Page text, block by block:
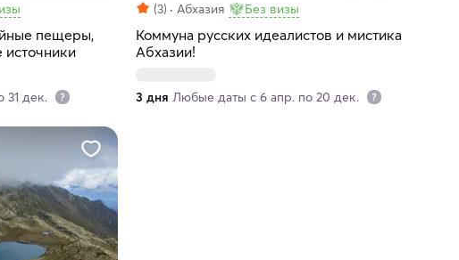
пещеры,
источники
31 дек.
(3) Абхазия Без визы
Коммуна русских идеалистов и мистика
Абхазии!
3 дня Любые даты с 6 апр. по 20 дек.